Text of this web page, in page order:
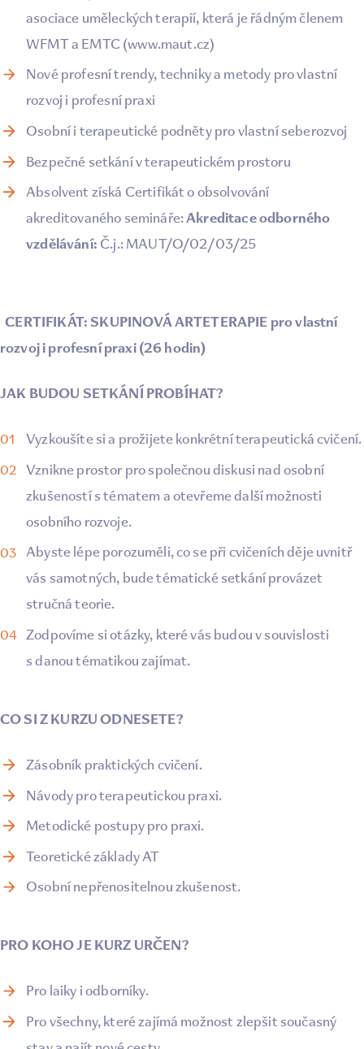
asociace uměleckých terapií, která je řádným členem
WFMT a EMTC (www.maut.cz)
Nové profesní trendy, techniky a metody pro vlastní
rozvoj i profesní praxi
Osobní i terapeutické podněty pro vlastní seberozvoj
Bezpečné setkání v terapeutickém prostoru
Absolvent získá Certifikát o obsolvování
akreditovaného semináře:Akreditace odborného
vzdělávání: Č.j.: MAUT/O/02/03/25
CERTIFIKÁT: SKUPINOVÁ ARTETERAPIE pro vlastní
rozvoj i profesní praxi (26 hodin)
JAK BUDOU SETKÁNÍ PROBÍHAT?
Vyzkoušíte si a prožijete konkrétní terapeutická cvičení.
Vznikne prostor pro společnou diskusi nad osobní
zkušeností s tématem a otevřeme další možnosti
osobního rozvoje.
Abyste lépe porozuměli, co se při cvičeních děje uvnitř
vás samotných, bude tématické setkání provázet
stručná teorie.
Zodpovíme si otázky, které vás budou v souvislosti
s danou tématikou zajímat.
CO SI Z KURZU ODNESETE?
Zásobník praktických cvičení.
Návody pro terapeutickou praxi.
Metodické postupy pro praxi.
Teoretické základy AT
Osobní nepřenositelnou zkušenost.
PRO KOHO JE KURZ URČEN?
Pro laiky i odborníky.
Pro všechny, které zajímá možnost zlepšit současný